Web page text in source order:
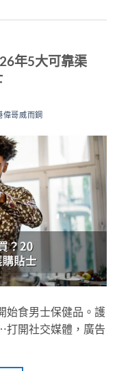
年5大可靠渠
偉哥威而鋼
始食男士保健品。護
開社交媒體，廣告